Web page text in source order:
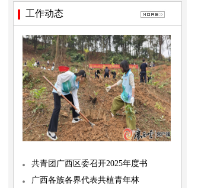
工作动态
共青团广西区委召开2025年度书
广西各族各界代表共植青年林